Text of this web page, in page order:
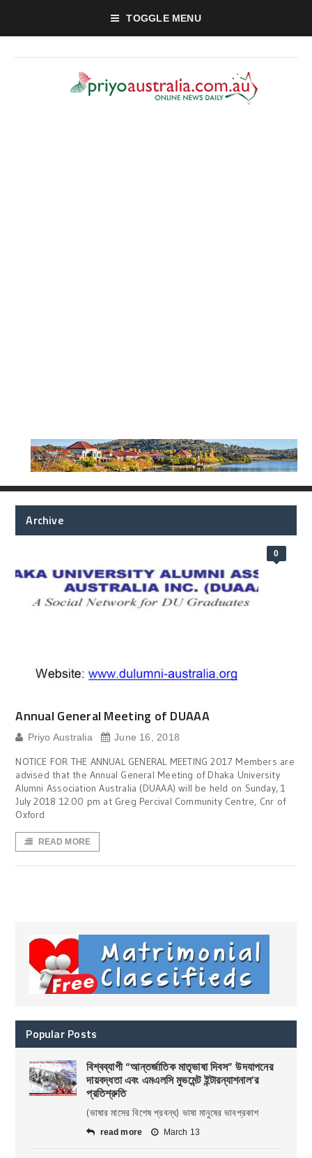
TOGGLE MENU
Archive
0
Annual General Meeting of DUAAA
Priyo Australia June 16, 2018
NOTICE FOR THE ANNUAL GENERAL MEETING 2017 Members are
advised that the Annual General Meeting of Dhaka University
Alumni Association Australia (DUAAA) will be held on Sunday, 1
July 2018 12.00 pm at Greg Percival Community Centre, Cnr of
Oxford
READ MORE
Popular Posts
বিশ্বব্যাপী “আন্তর্জাতিক মাতৃভাষা দিবস” উদযাপনের
দায়বদ্ধতা এবং এমএলসি মুভমেন্ট ইন্টারন্যাশনাল’র
প্রতিশ্রুতি
(ভাষার মাসের বিশেষ প্রবন্ধ) ভাষা মানুষের ভাবপ্রকাশ
read more March 13